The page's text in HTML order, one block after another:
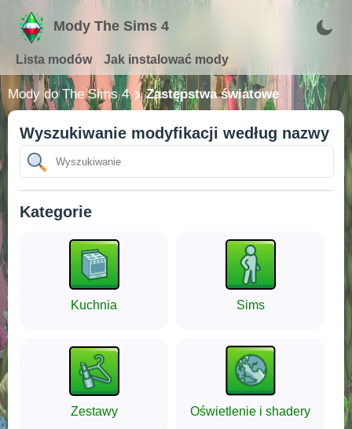
Mody The Sims 4
Lista modów Jak instalować mody
Mody do The Sims 4 Zastępstwa światowe
Wyszukiwanie modyfikacji według nazwy
Kategorie
Kuchnia Sims
Zestawy Oświetlenie i shadery